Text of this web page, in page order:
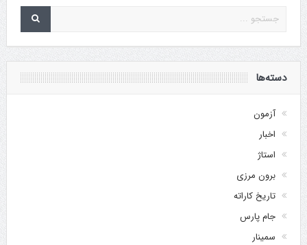
دسته‌ها
آزمون
اخبار
استاژ
برون مرزی
تاریخ کاراته
جام پارس
سمینار